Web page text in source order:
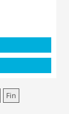
Fin